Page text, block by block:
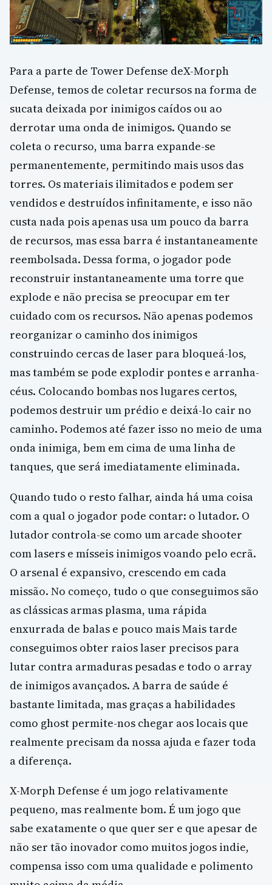
Para a parte de Tower Defense deX-Morph
Defense, temos de coletar recursos na forma de
sucata deixada por inimigos caídos ou ao
derrotar uma onda de inimigos. Quando se
coleta o recurso, uma barra expande-se
permanentemente, permitindo mais usos das
torres. Os materiais ilimitados e podem ser
vendidos e destruídos infinitamente, e isso não
custa nada pois apenas usa um pouco da barra
de recursos, mas essa barra é instantaneamente
reembolsada. Dessa forma, o jogador pode
reconstruir instantaneamente uma torre que
explode e não precisa se preocupar em ter
cuidado com os recursos. Não apenas podemos
reorganizar o caminho dos inimigos
construindo cercas de laser para bloqueá-los,
mas também se pode explodir pontes e arranha-
céus. Colocando bombas nos lugares certos,
podemos destruir um prédio e deixá-lo cair no
caminho. Podemos até fazer isso no meio de uma
onda inimiga, bem em cima de uma linha de
tanques, que será imediatamente eliminada.
Quando tudo o resto falhar, ainda há uma coisa
com a qual o jogador pode contar: o lutador. O
lutador controla-se como um arcade shooter
com lasers e mísseis inimigos voando pelo ecrã.
O arsenal é expansivo, crescendo em cada
missão. No começo, tudo o que conseguimos são
as clássicas armas plasma, uma rápida
enxurrada de balas e pouco mais Mais tarde
conseguimos obter raios laser precisos para
lutar contra armaduras pesadas e todo o array
de inimigos avançados. A barra de saúde é
bastante limitada, mas graças a habilidades
como ghost permite-nos chegar aos locais que
realmente precisam da nossa ajuda e fazer toda
a diferença.
X-Morph Defense é um jogo relativamente
pequeno, mas realmente bom. É um jogo que
sabe exatamente o que quer ser e que apesar de
não ser tão inovador como muitos jogos indie,
compensa isso com uma qualidade e polimento